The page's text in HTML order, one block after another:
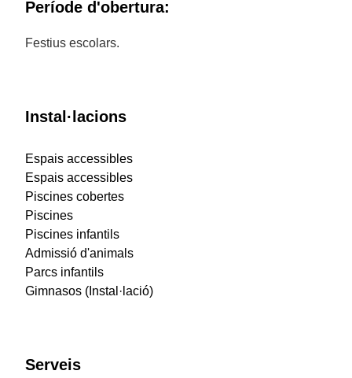
Període d'obertura:
Festius escolars.
Instal·lacions
Espais accessibles
Espais accessibles
Piscines cobertes
Piscines
Piscines infantils
Admissió d'animals
Parcs infantils
Gimnasos (Instal·lació)
Serveis